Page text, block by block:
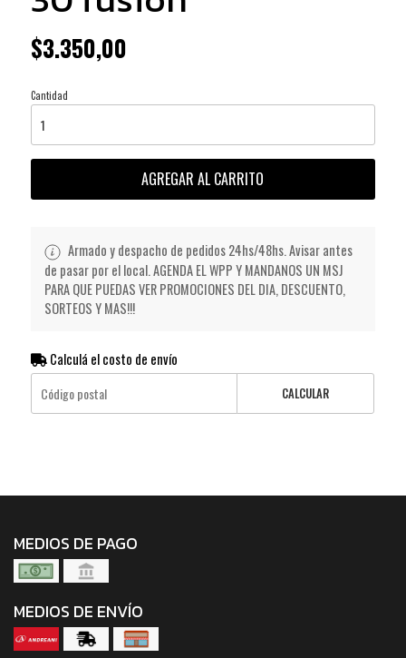
$3.350,00
Cantidad
AGREGAR AL CARRITO
Armado y despacho de pedidos 24hs/48hs. Avisar antes
de pasar por el local. AGENDA EL WPP Y MANDANOS UN MSJ
PARA QUE PUEDAS VER PROMOCIONES DEL DIA, DESCUENTO,
SORTEOS Y MAS!!!
Calculá el costo de envío
CALCULAR
MEDIOS DE PAGO
MEDIOS DE ENVÍO